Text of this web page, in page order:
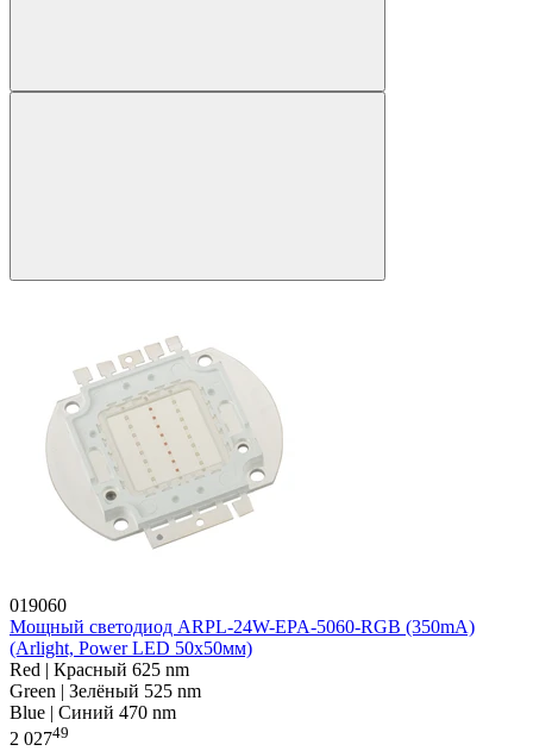
019060
Мощный светодиод ARPL-24W-EPA-5060-RGB (350mA)
(Arlight, Power LED 50x50мм)
Red | Красный 625 nm
Green | Зелёный 525 nm
Blue | Синий 470 nm
2 02749